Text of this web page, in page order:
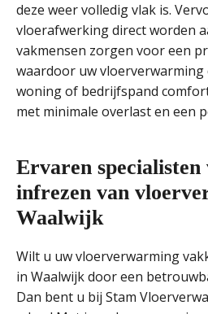
deze weer volledig vlak is.
vloerafwerking direct worden
vakmensen zorgen voor een
waardoor uw
woning of bedrijfspand
met minimale overlast en een
Ervaren specialisten
infrezen van
Waalwijk
Wilt u uw vloerverwarming
in Waalwijk door een
Dan bent u bij Stam